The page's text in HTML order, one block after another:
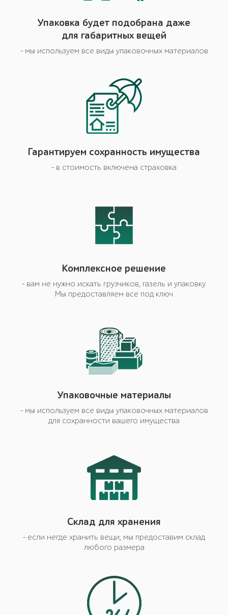
Упаковка будет подобрана даже
для габаритных вещей
- мы используем все виды упаковочных материалов
Гарантируем сохранность имущества
- в стоимость включена страховка
Комплексное решение
- вам не нужно искать грузчиков, газель и упаковку.
Мы предоставляем все под ключ
Упаковочные материалы
- мы используем все виды упаковочных материалов
для сохранности вашего имущества
Cклад для хранения
- если негде хранить вещи, мы предоставим склад
любого размера